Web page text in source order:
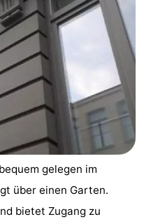
gelegen im
über einen Garten.
bietet Zugang zu